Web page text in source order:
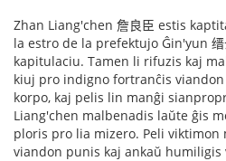
Zhan Liang'chen 詹良臣 estis
la estro de la prefektujo Ĝin'yun
kapitulaciu. Tamen li rifuzis kaj
kiuj pro indigno fortranĉis
korpo, kaj pelis lin manĝi
Liang'chen malbenadis laŭte ĝis
ploris pro lia mizero. Peli viktimon
viandon punis kaj ankaŭ humiligis